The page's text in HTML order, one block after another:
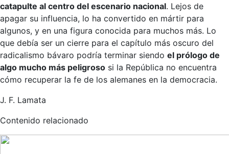
catapulte al centro del escenario nacional. Lejos de
apagar su influencia, lo ha convertido en mártir para
algunos, y en una figura conocida para muchos más. Lo
que debía ser un cierre para el capítulo más oscuro del
radicalismo bávaro podría terminar siendo el prólogo de
algo mucho más peligroso si la República no encuentra
cómo recuperar la fe de los alemanes en la democracia.
J. F. Lamata
Contenido relacionado